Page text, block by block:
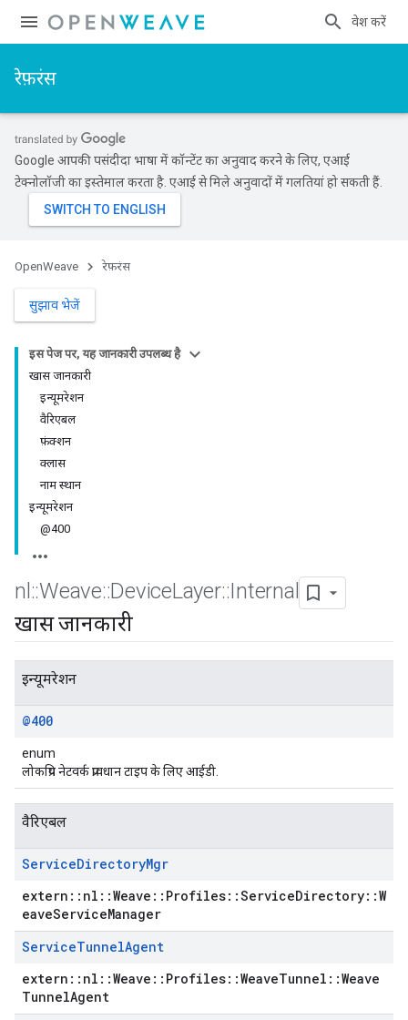
प्रवेश करें
रेफ़रंस
Google आपकी पसंदीदा भाषा में कॉन्टेंट का अनुवाद करने के लिए, एआई
टेक्नोलॉजी का इस्तेमाल करता है. एआई से मिले अनुवादों में गलतियां हो सकती हैं.
OpenWeave रेफ़रंस
सुझाव भेजें
इस पेज पर, यह जानकारी उपलब्ध है
खास जानकारी
इन्यूमरेशन
वैरिएबल
फ़ंक्शन
क्लास
नाम स्थान
इन्यूमरेशन
@400
nl ::Weave::DeviceLayer::Internal
खास जानकारी
इन्यूमरेशन
@400
enum
लोकप्रिय नेटवर्क प्रावधान टाइप के लिए आईडी.
वैरिएबल
ServiceDirectoryMgr
extern::nl::Weave::Profiles::ServiceDirectory::W
eaveServiceManager
ServiceTunnelAgent
extern::nl::Weave::Profiles::WeaveTunnel::Weave
TunnelAgent